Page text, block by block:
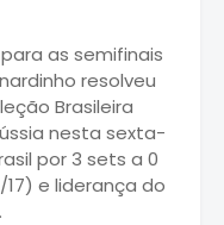
as semifinais
resolveu
Brasileira
nesta sexta-
por 3 sets a 0
e liderança do